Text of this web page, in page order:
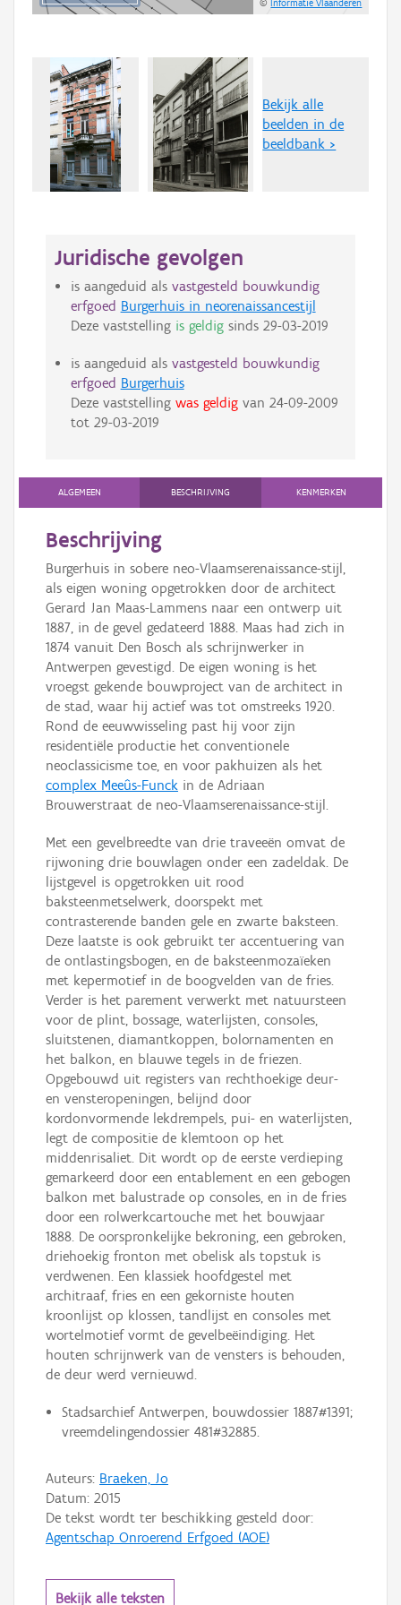
©Informatie Vlaanderen
Bekijk alle
beelden in de
beeldbank >
Juridische gevolgen
is aangeduid als vastgesteld bouwkundig
erfgoed Burgerhuis in neorenaissancestijl
Deze vaststelling is geldigsinds 29-03-2019
is aangeduid als vastgesteld bouwkundig
erfgoed Burgerhuis
Deze vaststelling was geldigvan 24-09-2009
tot 29-03-2019
ALGEMEEN BESCHRIJVING KENMERKEN
Beschrijving
Burgerhuis in sobere neo-Vlaamserenaissance-stijl,
als eigen woning opgetrokken door de architect
Gerard Jan Maas-Lammens naar een ontwerp uit
1887, in de gevel gedateerd 1888. Maas had zich in
1874 vanuit Den Bosch als schrijnwerker in
Antwerpen gevestigd. De eigen woning is het
vroegst gekende bouwproject van de architect in
de stad, waar hij actief was tot omstreeks 1920.
Rond de eeuwwisseling past hij voor zijn
residentiële productie het conventionele
neoclassicisme toe, en voor pakhuizen als het
complex Meeûs-Funck in de Adriaan
Brouwerstraat de neo-Vlaamserenaissance-stijl.
Met een gevelbreedte van drie traveeën omvat de
rijwoning drie bouwlagen onder een zadeldak. De
lijstgevel is opgetrokken uit rood
baksteenmetselwerk, doorspekt met
contrasterende banden gele en zwarte baksteen.
Deze laatste is ook gebruikt ter accentuering van
de ontlastingsbogen, en de baksteenmozaïeken
met kepermotief in de boogvelden van de fries.
Verder is het parement verwerkt met natuursteen
voor de plint, bossage, waterlijsten, consoles,
sluitstenen, diamantkoppen, bolornamenten en
het balkon, en blauwe tegels in de friezen.
Opgebouwd uit registers van rechthoekige deur-
en vensteropeningen, belijnd door
kordonvormende lekdrempels, pui- en waterlijsten,
legt de compositie de klemtoon op het
middenrisaliet. Dit wordt op de eerste verdieping
gemarkeerd door een entablement en een gebogen
balkon met balustrade op consoles, en in de fries
door een rolwerkcartouche met het bouwjaar
1888. De oorspronkelijke bekroning, een gebroken,
driehoekig fronton met obelisk als topstuk is
verdwenen. Een klassiek hoofdgestel met
architraaf, fries en een gekorniste houten
kroonlijst op klossen, tandlijst en consoles met
wortelmotief vormt de gevelbeëindiging. Het
houten schrijnwerk van de vensters is behouden,
de deur werd vernieuwd.
Stadsarchief Antwerpen, bouwdossier 1887#1391;
vreemdelingendossier 481#32885.
Auteurs: Braeken, Jo
Datum: 2015
De tekst wordt ter beschikking gesteld door:
Agentschap Onroerend Erfgoed (AOE)
Bekijk alle teksten